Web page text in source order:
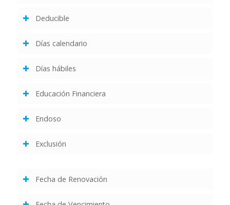
Deducible
Días calendario
Días hábiles
Educación Financiera
Endoso
Exclusión
Fecha de Renovación